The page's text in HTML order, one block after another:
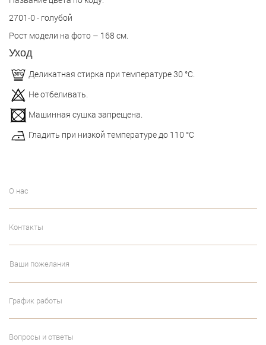
2701-0 - голубой
Рост модели на фото – 168 см.
Уход
Деликатная стирка при температуре 30 °С.
Не отбеливать.
Машинная сушка запрещена.
Гладить при низкой температуре до 110 °С
О нас
Контакты
Ваши пожелания
График работы
Вопросы и ответы